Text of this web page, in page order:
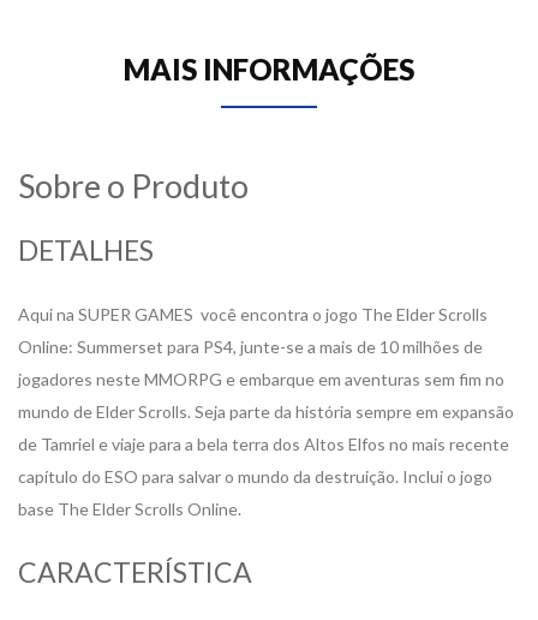
MAIS INFORMAÇÕES
Sobre o Produto
DETALHES
Aqui na SUPER GAMES você encontra o jogo The Elder Scrolls
Online: Summerset para PS4, junte-se a mais de 10 milhões de
jogadores neste MMORPG e embarque em aventuras sem fim no
mundo de Elder Scrolls. Seja parte da história sempre em expansão
de Tamriel e viaje para a bela terra dos Altos Elfos no mais recente
capítulo do ESO para salvar o mundo da destruição. Inclui o jogo
base The Elder Scrolls Online.
CARACTERÍSTICA